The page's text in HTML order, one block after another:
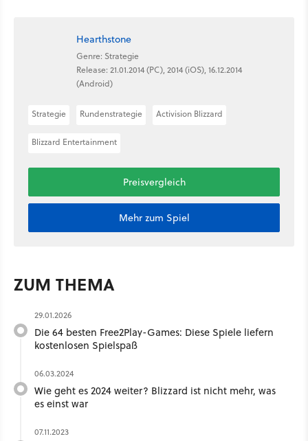
Hearthstone
Genre: Strategie
Release: 21.01.2014 (PC), 2014 (iOS), 16.12.2014
(Android)
Strategie Rundenstrategie Activision Blizzard
Blizzard Entertainment
Preisvergleich
Mehr zum Spiel
ZUM THEMA
29.01.2026
Die 64 besten Free2Play-Games: Diese Spiele liefern
kostenlosen Spielspaß
06.03.2024
Wie geht es 2024 weiter? Blizzard ist nicht mehr, was
es einst war
07.11.2023